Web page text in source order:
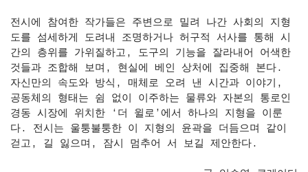
전시에 참여한 작가들은 주변으로 밀려 나간 사회의 지형
도를 섬세하게 도려내 조명하거나 허구적 서사를 통해 시
간의 층위를 가위질하고, 도구의 기능을 잘라내어 어색한
것들과 조합해 보며, 현실에 베인 상처에 집중해 본다.
자신만의 속도와 방식, 매체로 오려 낸 시간과 이야기,
공동체의 형태는 쉼 없이 이주하는 물류와 자본의 통로인
경동 시장에 위치한 ‘더 윌로’에서 하나의 지형을 이룬
다. 전시는 울퉁불퉁한 이 지형의 윤곽을 더듬으며 같이
걷고, 길 잃으며, 잠시 멈추어 서 보길 제안한다.